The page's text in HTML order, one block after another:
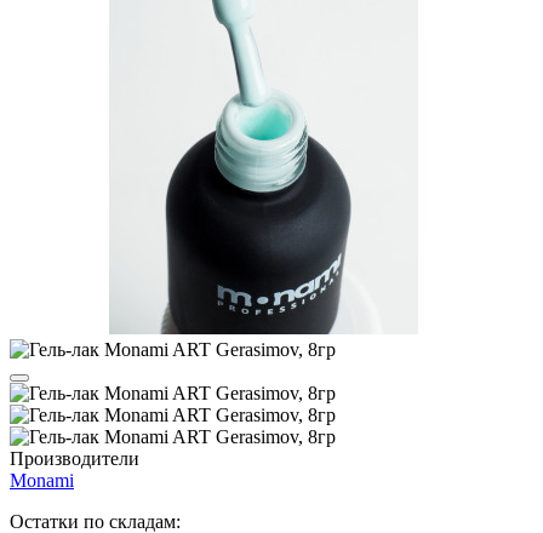
Производители
Monami
Остатки по складам: